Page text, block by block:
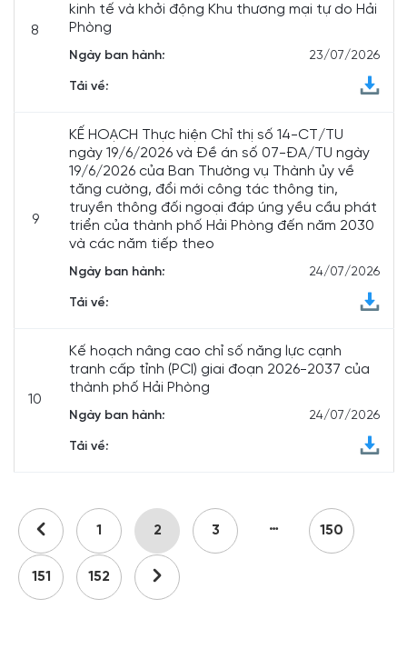
8
kinh tế và khởi động Khu thương mại tự do Hải
Phòng
Ngày ban hành: 23/07/2026
Tải về:
9
KẾ HOẠCH Thực hiện Chỉ thị số 14-CT/TU
ngày 19/6/2026 và Đề án số 07-ĐA/TU ngày
19/6/2026 của Ban Thường vụ Thành ủy về
tăng cường, đổi mới công tác thông tin,
truyền thông đối ngoại đáp úng yều cầu phát
triển của thành phố Hải Phòng đến năm 2030
và các năm tiếp theo
Ngày ban hành: 24/07/2026
Tải về:
10
Kế hoạch nâng cao chỉ số năng lực cạnh
tranh cấp tỉnh (PCI) giai đoạn 2026-2037 của
thành phố Hải Phòng
Ngày ban hành: 24/07/2026
Tải về:
1 2 3 … 150
151 152